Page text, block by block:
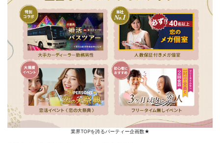
業界TOPを誇るパーティー企画数★